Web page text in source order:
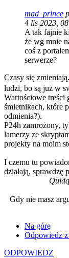
mad_prince
4 lis 2023,
A tak fajnie
że wg mnie
coś z
serwerze?
Czasy się
ludzi, bo są już w
Wartościowe treści
śmietnikach, które
odmienia?).
P24h zamrożony,
lamerzy ze
projekty na moim
I czemu tu
działają, sprawdzę
Gdy nie masz
Na górę
Odpowiedz
ODPOWIEDZ